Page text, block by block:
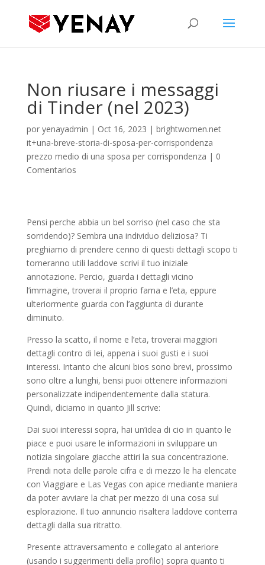
Non riusare i messaggi
di Tinder (nel 2023)
por yenayadmin | Oct 16, 2023 | brightwomen.net
it+una-breve-storia-di-sposa-per-corrispondenza
prezzo medio di una sposa per corrispondenza | 0
Comentarios
Pensi perche abbia un bel sorriso (nel caso che sta
sorridendo)? Sembra una individuo deliziosa? Ti
preghiamo di prendere cenno di questi dettagli scopo ti
torneranno utili laddove scrivi il tuo iniziale
annotazione. Percio, guarda i dettagli vicino
l’immagine, troverai il proprio fama e l’eta, eppure
ulteriormente guarda con l’aggiunta di durante
diminuito.
Presso la scatto, il nome e l’eta, troverai maggiori
dettagli contro di lei, appena i suoi gusti e i suoi
interessi. Intanto che alcuni bios sono brevi, prossimo
sono oltre a lunghi, bensi puoi ottenere informazioni
personalizzate indipendentemente dalla statura.
Quindi, diciamo in quanto Jill scrive:
Dai suoi interessi sopra, hai un’idea di cio in quanto le
piace e puoi usare le informazioni in sviluppare un
notizia singolare giacche attiri la sua concentrazione.
Prendi nota delle parole cifra e di mezzo le ha elencate
con Viaggiare e Las Vegas con apice mediante maniera
da poter avviare la chat per mezzo di una cosa sul
esplorazione. Il tuo annuncio risaltera laddove conterra
dettagli dalla sua ritratto.
Presente attraversamento e collegato al anteriore
(usando i suggerimenti della profilo) sopra quanto ti